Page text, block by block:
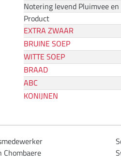
Notering levend Pluimvee
Product
EXTRA ZWAAR
BRUINE SOEP
WITTE SOEP
BRAAD
ABC
KONIJNEN